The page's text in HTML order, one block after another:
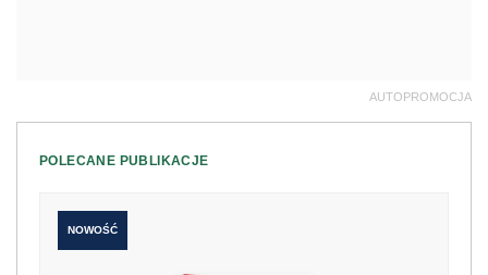
AUTOPROMOCJA
POLECANE PUBLIKACJE
NOWOŚĆ